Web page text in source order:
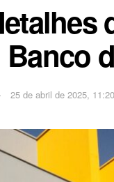
25 de abril de 2025,